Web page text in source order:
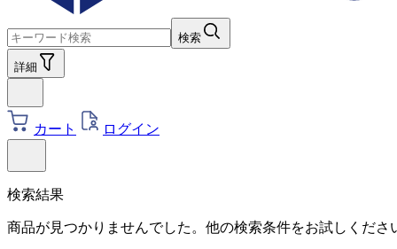
検索
詳細
カート ログイン
検索結果
商品が見つかりませんでした。他の検索条件をお試しくださ